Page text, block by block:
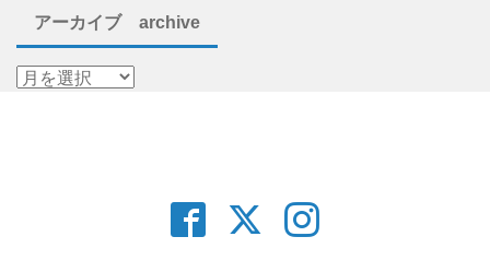
アーカイブ archive